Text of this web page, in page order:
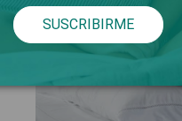
SUSCRIBIRME